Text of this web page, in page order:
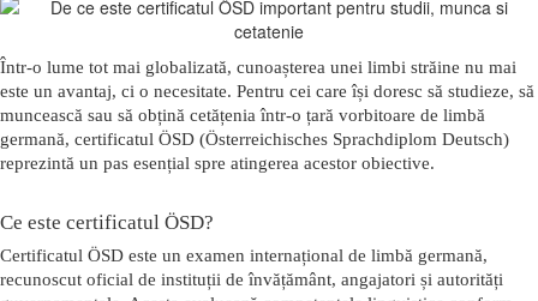
Într-o lume tot mai globalizată, cunoașterea unei limbi străine nu mai
este un avantaj, ci o necesitate. Pentru cei care își doresc să studieze, să
muncească sau să obțină cetățenia într-o țară vorbitoare de limbă
germană, certificatul ÖSD (Österreichisches Sprachdiplom Deutsch)
reprezintă un pas esențial spre atingerea acestor obiective.
Ce este certificatul ÖSD?
Certificatul ÖSD este un examen internațional de limbă germană,
recunoscut oficial de instituții de învățământ, angajatori și autorități